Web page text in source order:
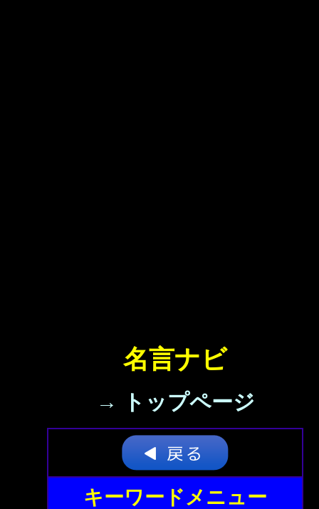
名言ナビ
→ トップページ
キーワードメニュー